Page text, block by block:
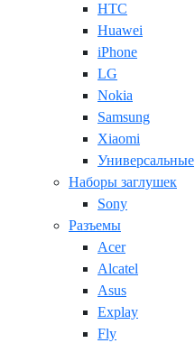
HTC
Huawei
iPhone
LG
Nokia
Samsung
Xiaomi
Универсальные
Наборы заглушек
Sony
Разъемы
Acer
Alcatel
Asus
Explay
Fly